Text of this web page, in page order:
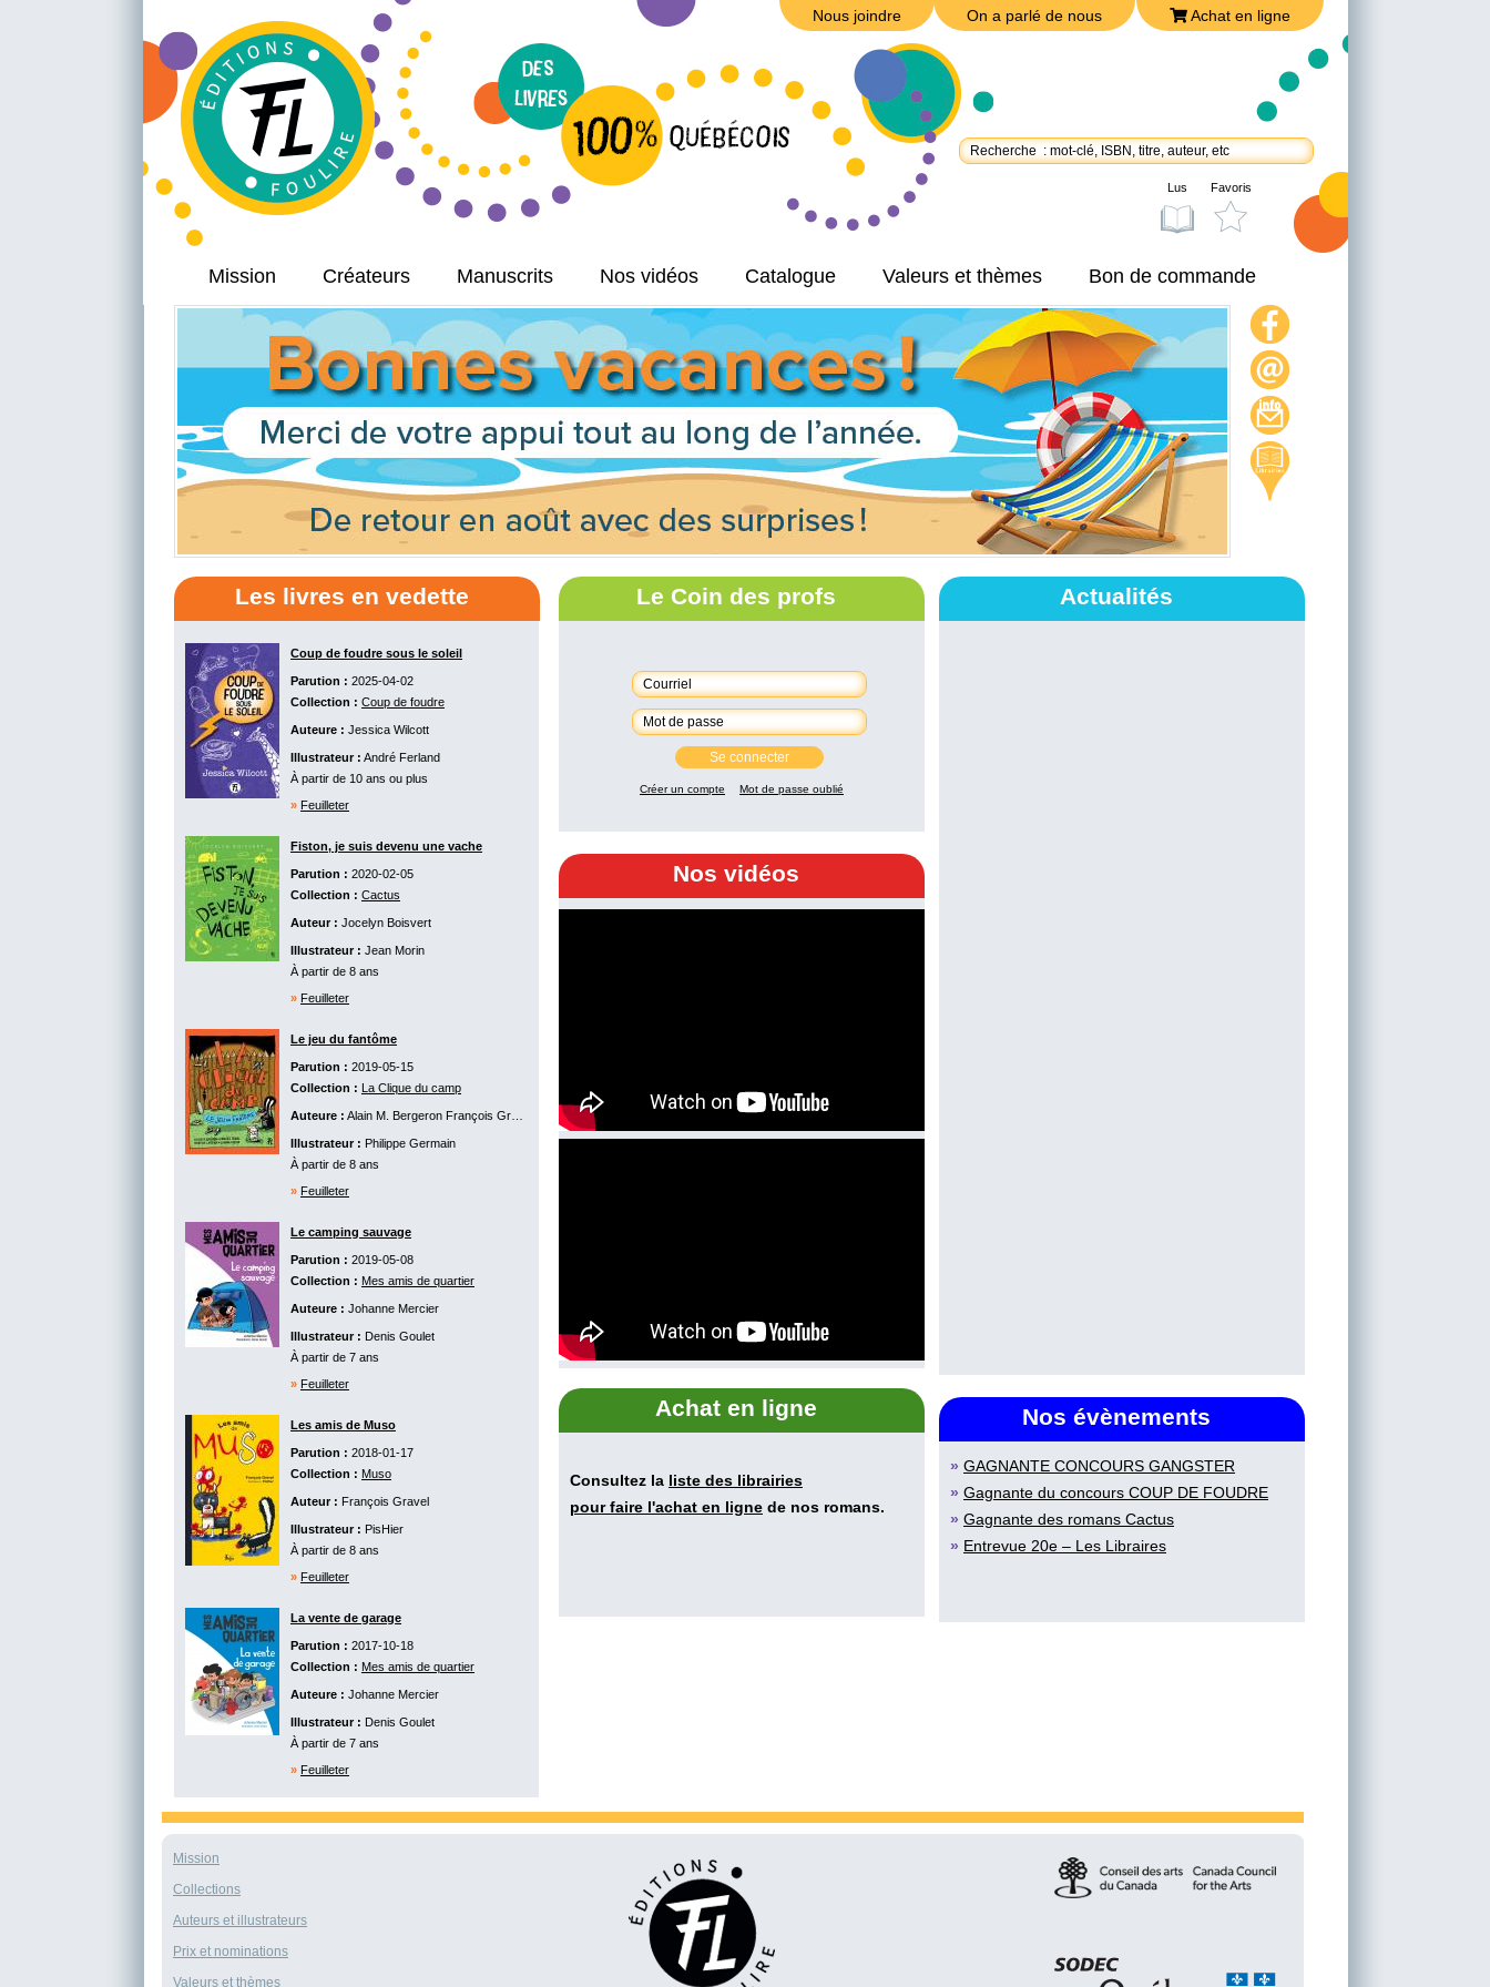
Nous joindre On a parlé de nous Achat en ligne
Mission Créateurs Manuscrits Nos vidéos Catalogue Valeurs et thèmes Bon de commande
On a parlé de nous
Achat en ligne
Nous joindre
Politique de confidentialité
Lus Favoris
Les livres en vedette
Coup de foudre sous le soleil
Parution : 2025-04-02
Collection : Coup de foudre
Auteure : Jessica Wilcott
Illustrateur : André Ferland
À partir de 10 ans ou plus
» Feuilleter
Fiston, je suis devenu une vache
Parution : 2020-02-05
Collection : Cactus
Auteur : Jocelyn Boisvert
Illustrateur : Jean Morin
À partir de 8 ans
» Feuilleter
Le jeu du fantôme
Parution : 2019-05-15
Collection : La Clique du camp
Auteure : Alain M. Bergeron François Gravel Martine Latulippe
Illustrateur : Philippe Germain
À partir de 8 ans
» Feuilleter
Le camping sauvage
Parution : 2019-05-08
Collection : Mes amis de quartier
Auteure : Johanne Mercier
Illustrateur : Denis Goulet
À partir de 7 ans
» Feuilleter
Les amis de Muso
Parution : 2018-01-17
Collection : Muso
Auteur : François Gravel
Illustrateur : PisHier
À partir de 8 ans
» Feuilleter
La vente de garage
Parution : 2017-10-18
Collection : Mes amis de quartier
Auteure : Johanne Mercier
Illustrateur : Denis Goulet
À partir de 7 ans
» Feuilleter
Le Coin des profs
Se connecter
Créer un compte Mot de passe oublié
Nos vidéos
Achat en ligne
Consultez la liste des librairies
pour faire l'achat en ligne de nos romans.
Actualités
Nos évènements
» GAGNANTE CONCOURS GANGSTER
» Gagnante du concours COUP DE FOUDRE
» Gagnante des romans Cactus
» Entrevue 20e – Les Libraires
Mission
Collections
Auteurs et illustrateurs
Prix et nominations
Valeurs et thèmes